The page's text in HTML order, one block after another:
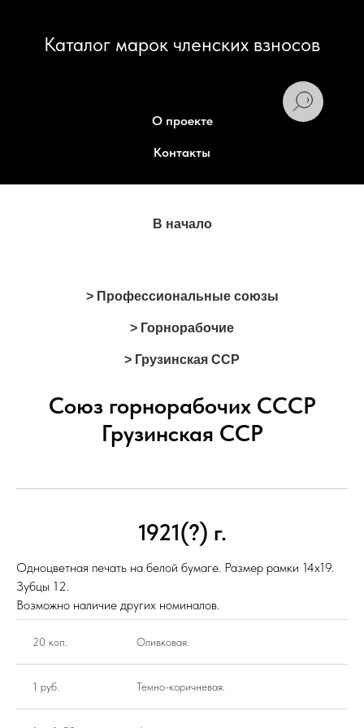
Каталог марок членских взносов
О проекте
Контакты
В начало
> Профессиональные союзы
> Горнорабочие
> Грузинская ССР
Союз горнорабочих СССР
Грузинская ССР
1921(?) г.
Одноцветная печать на белой бумаге. Размер рамки 14х19.
Зубцы 12.
Возможно наличие других номиналов.
20 коп. Оливковая.
1 руб. Темно-коричневая.